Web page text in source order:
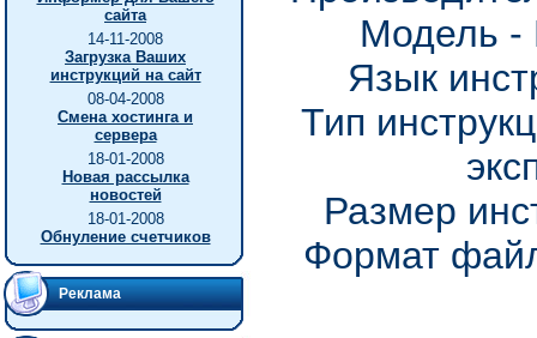
сайта
14-11-2008
Загрузка Ваших
инструкций на сайт
08-04-2008
Смена хостинга и
сервера
18-01-2008
Новая рассылка
новостей
18-01-2008
Обнуление счетчиков
Реклама
Модель -
Язык
Тип
Размер
Формат